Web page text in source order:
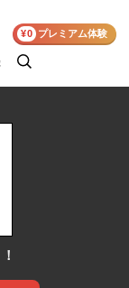
検
¥0 プレミアム体験